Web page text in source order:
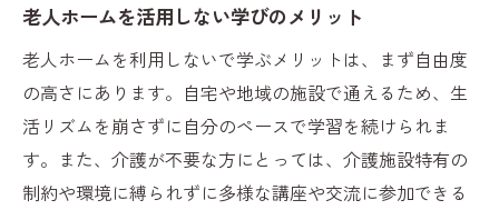
老人ホームを活用しない学びのメリット
老人ホームを利用しないで学ぶメリットは、まず自由度
の高さにあります。自宅や地域の施設で通えるため、生
活リズムを崩さずに自分のペースで学習を続けられま
す。また、介護が不要な方にとっては、介護施設特有の
制約や環境に縛られずに多様な講座や交流に参加できる